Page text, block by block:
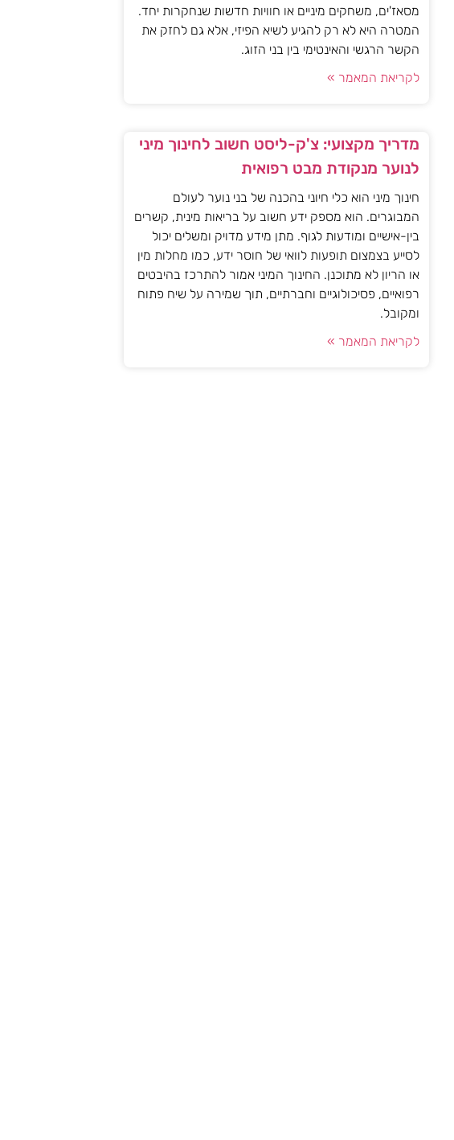
מסאז'ים, משחקים מיניים או חוויות חדשות שנחקרות יחד.
המטרה היא לא רק להגיע לשיא הפיזי, אלא גם לחזק את
הקשר הרגשי והאינטימי בין בני הזוג.
לקריאת המאמר »
מדריך מקצועי: צ'ק-ליסט חשוב לחינוך מיני
לנוער מנקודת מבט רפואית
חינוך מיני הוא כלי חיוני בהכנה של בני נוער לעולם
המבוגרים. הוא מספק ידע חשוב על בריאות מינית, קשרים
בין-אישיים ומודעות לגוף. מתן מידע מדויק ומשלים יכול
לסייע בצמצום תופעות לוואי של חוסר ידע, כמו מחלות מין
או הריון לא מתוכנן. החינוך המיני אמור להתרכז בהיבטים
רפואיים, פסיכולוגיים וחברתיים, תוך שמירה על שיח פתוח
ומקובל.
לקריאת המאמר »